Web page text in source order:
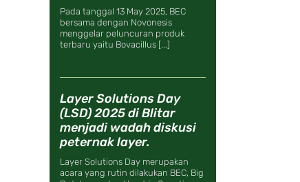
Pada tanggal 13 May 2025, BEC
bersama dengan Novonesis
menggelar peluncuran produk
terbaru yaitu Bovacillus [...]
Layer Solutions Day
(LSD) 2025 di Blitar
menjadi wadah diskusi
peternak layer.
Layer Solutions Day merupakan
acara yang rutin dilakukan BEC, Big